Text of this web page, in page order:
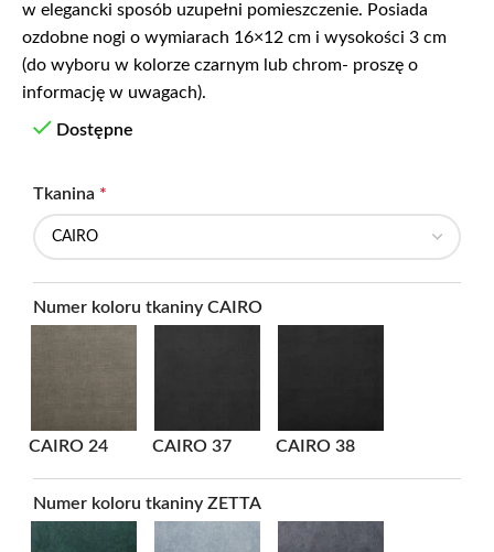
w elegancki sposób uzupełni pomieszczenie. Posiada
ozdobne nogi o wymiarach 16×12 cm i wysokości 3 cm
(do wyboru w kolorze czarnym lub chrom- proszę o
informację w uwagach).
Dostępne
Tkanina *
Numer koloru tkaniny CAIRO
CAIRO 24 CAIRO 37 CAIRO 38
Numer koloru tkaniny ZETTA